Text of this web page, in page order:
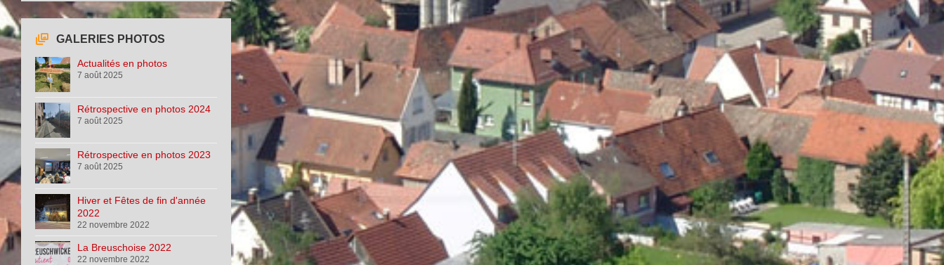
GALERIES PHOTOS
Actualités en photos
7 août 2025
Rétrospective en photos 2024
7 août 2025
Rétrospective en photos 2023
7 août 2025
Hiver et Fêtes de fin d'année
2022
22 novembre 2022
La Breuschoise 2022
22 novembre 2022